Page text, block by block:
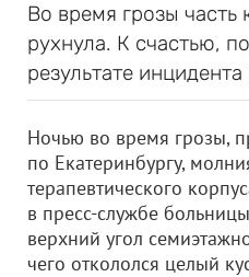
Во время грозы часть
рухнула. К счастью,
результате
Ночью во время грозы,
по Екатеринбургу,
терапевтического
в пресс-службе
верхний угол
чего откололся целый